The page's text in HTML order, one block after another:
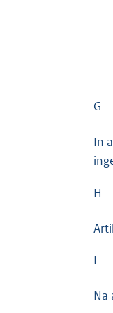
G
In
H
I
Na